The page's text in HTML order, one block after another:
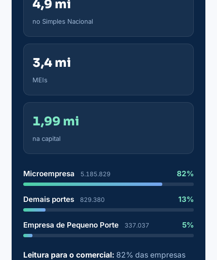
4,9 mi
no Simples Nacional
3,4 mi
MEIs
1,99 mi
na capital
Microempresa 5.185.829 82%
Demais portes 829.380 13%
Empresa de Pequeno Porte 337.037 5%
Leitura para o comercial: 82% das empresas